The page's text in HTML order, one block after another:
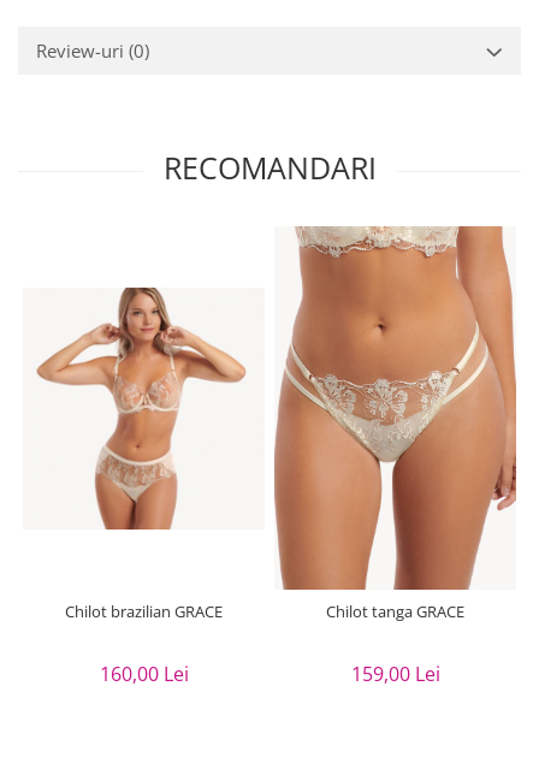
Review-uri (0)
RECOMANDARI
Chilot brazilian GRACE
160,00 Lei
Chilot tanga GRACE
159,00 Lei